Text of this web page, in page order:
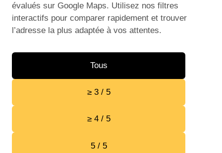
évalués sur Google Maps. Utilisez nos filtres
interactifs pour comparer rapidement et trouver
l’adresse la plus adaptée à vos attentes.
Tous
≥ 3 / 5
≥ 4 / 5
5 / 5